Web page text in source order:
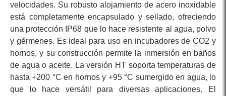
velocidades. Su robusto alojamiento de acero inoxidable
está completamente encapsulado y sellado, ofreciendo
una protección IP68 que lo hace resistente al agua, polvo
y gérmenes. Es ideal para uso en incubadores de CO2 y
hornos, y su construcción permite la inmersión en baños
de agua o aceite. La versión HT soporta temperaturas de
hasta +200 °C en hornos y +95 °C sumergido en agua, lo
que lo hace versátil para diversas aplicaciones. El